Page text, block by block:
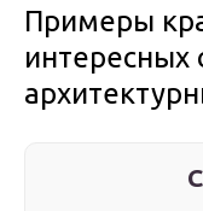
Примеры
интересных